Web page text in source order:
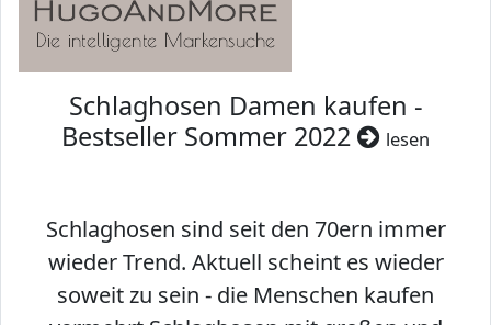
Schlaghosen Damen kaufen -
Bestseller Sommer 2022
lesen
Schlaghosen sind seit den 70ern immer
wieder Trend. Aktuell scheint es wieder
soweit zu sein - die Menschen kaufen